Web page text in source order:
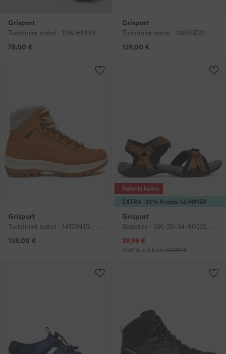
Grisport
Turistiniai batai · 10626S199G · Juoda
78,00 €
Grisport
Turistiniai batai · 14803D21G · Juoda
129,00 €
Grisport
Turistiniai batai · 14131N1G · Geltona
138,00 €
EXTRA -35% Kodas: SUMMER
Palanki kaina
Grisport
Basutės · GR-25-34-9025L · Spalvota
Dabartinė kaina
29,99 €
Mažiausia kaina33,99 €